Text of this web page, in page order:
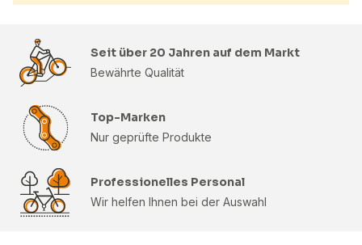
Seit über 20 Jahren auf dem Markt
Bewährte Qualität
Top-Marken
Nur geprüfte Produkte
Professionelles Personal
Wir helfen Ihnen bei der Auswahl